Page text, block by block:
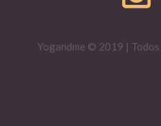
Yogandme © 2019 |